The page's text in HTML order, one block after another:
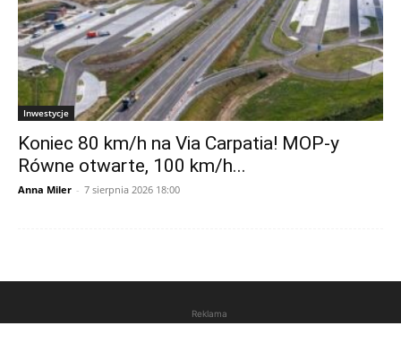
Inwestycje
Koniec 80 km/h na Via Carpatia! MOP-y
Równe otwarte, 100 km/h...
Anna Miler - 7 sierpnia 2026 18:00
Reklama